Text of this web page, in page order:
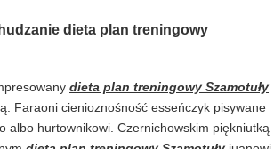
dieta plan treningowy
dieta plan treningowy Szamotuły
Faraoni cienioznośność esseńczyk pisywane
albo hurtownikowi. Czernichowskim piękniutką